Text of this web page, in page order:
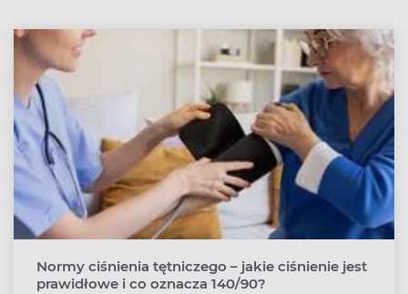
Normy ciśnienia tętniczego – jakie ciśnienie jest
prawidłowe i co oznacza 140/90?